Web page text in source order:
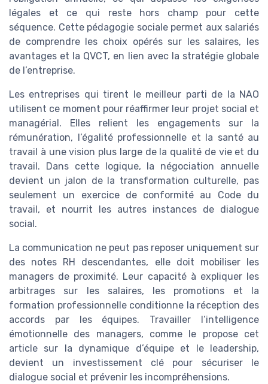
légales et ce qui reste hors champ pour cette
séquence. Cette pédagogie sociale permet aux salariés
de comprendre les choix opérés sur les salaires, les
avantages et la QVCT, en lien avec la stratégie globale
de l’entreprise.
Les entreprises qui tirent le meilleur parti de la NAO
utilisent ce moment pour réaffirmer leur projet social et
managérial. Elles relient les engagements sur la
rémunération, l’égalité professionnelle et la santé au
travail à une vision plus large de la qualité de vie et du
travail. Dans cette logique, la négociation annuelle
devient un jalon de la transformation culturelle, pas
seulement un exercice de conformité au Code du
travail, et nourrit les autres instances de dialogue
social.
La communication ne peut pas reposer uniquement sur
des notes RH descendantes, elle doit mobiliser les
managers de proximité. Leur capacité à expliquer les
arbitrages sur les salaires, les promotions et la
formation professionnelle conditionne la réception des
accords par les équipes. Travailler l’intelligence
émotionnelle des managers, comme le propose cet
article sur la dynamique d’équipe et le leadership,
devient un investissement clé pour sécuriser le
dialogue social et prévenir les incompréhensions.